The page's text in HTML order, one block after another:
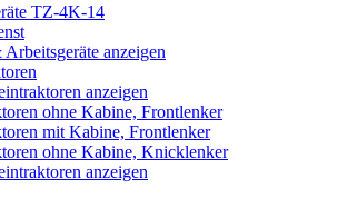
TZ-4K-14
anzeigen
anzeigen
ohne Kabine, Frontlenker
mit Kabine, Frontlenker
ohne Kabine, Knicklenker
anzeigen